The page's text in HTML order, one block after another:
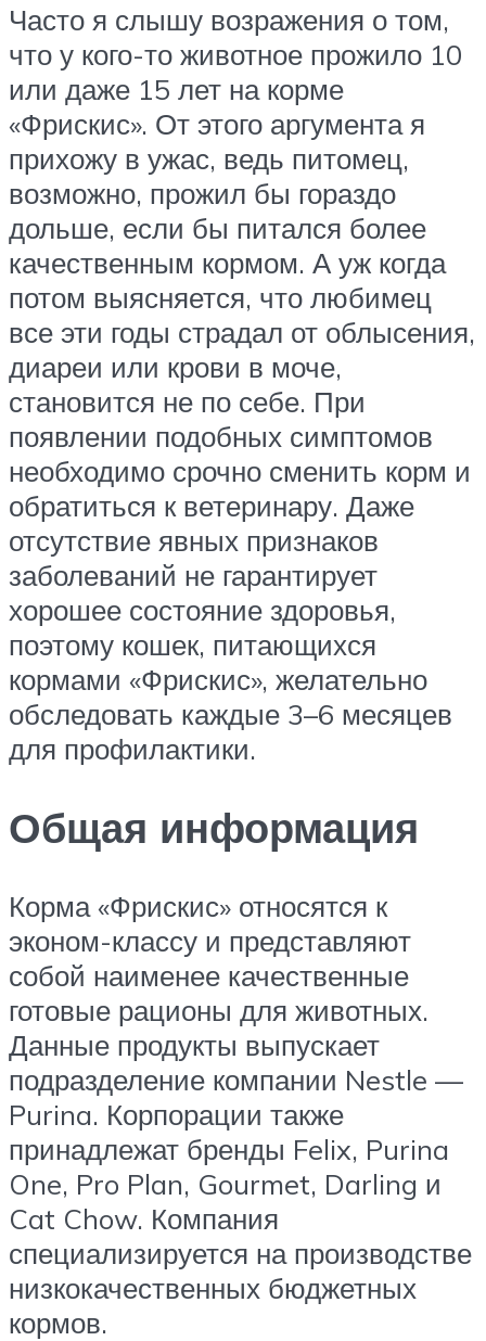
Часто я слышу возражения о том,
что у кого-то животное прожило 10
или даже 15 лет на корме
«Фрискис». От этого аргумента я
прихожу в ужас, ведь питомец,
возможно, прожил бы гораздо
дольше, если бы питался более
качественным кормом. А уж когда
потом выясняется, что любимец
все эти годы страдал от облысения,
диареи или крови в моче,
становится не по себе. При
появлении подобных симптомов
необходимо срочно сменить корм и
обратиться к ветеринару. Даже
отсутствие явных признаков
заболеваний не гарантирует
хорошее состояние здоровья,
поэтому кошек, питающихся
кормами «Фрискис», желательно
обследовать каждые 3–6 месяцев
для профилактики.
Общая информация
Корма «Фрискис» относятся к
эконом-классу и представляют
собой наименее качественные
готовые рационы для животных.
Данные продукты выпускает
подразделение компании Nestle —
Purina. Корпорации также
принадлежат бренды Felix, Purina
One, Pro Plan, Gourmet, Darling и
Cat Chow. Компания
специализируется на производстве
низкокачественных бюджетных
кормов.